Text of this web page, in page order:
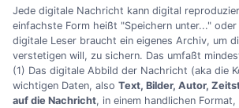
Jede digitale Nachricht kann digital
einfachste Form heißt "Speichern unter..." oder
digitale Leser braucht ein eigenes Archiv, um
verstetigen will, zu sichern. Das umfaßt
(1) Das digitale Abbild der Nachricht (aka die
wichtigen Daten, also Text, Bilder, Autor,
auf die Nachricht, in einem handlichen Format,